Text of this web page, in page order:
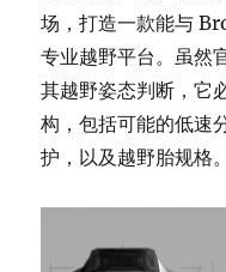
场，打造一款能与
专业越野平台。虽然
其越野姿态判断，它
构，包括可能的低速
护，以及越野胎规格。